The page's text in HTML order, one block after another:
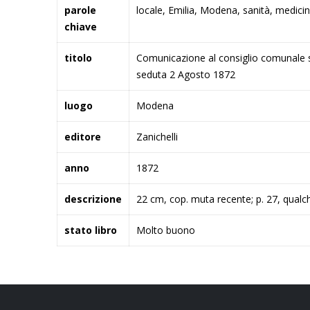
immagini
Informazioni
parole
chiave
locale, Emilia, Modena, sanità,
titolo
Comunicazione al consiglio
seduta 2 Agosto 1872
luogo Modena
editore Zanichelli
anno 1872
descrizione 22 cm, cop. muta recente; p. 27,
stato libro Molto buono